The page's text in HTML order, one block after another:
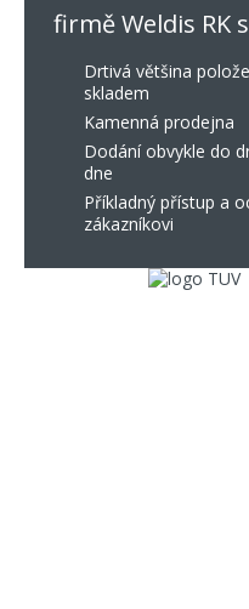
firmě Weldis RK
Drtivá většina
skladem
Kamenná prodejna
Dodání obvykle do
dne
Příkladný přístup a
zákazníkovi